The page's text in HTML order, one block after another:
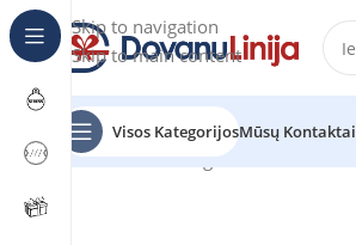
Skip to navigation
Skip to main content
Visos KategorijosMūsų Kontaktai
Pradžia Katalogas